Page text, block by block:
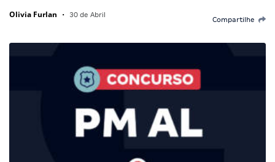
Olivia Furlan • 30 de Abril
Compartilhe